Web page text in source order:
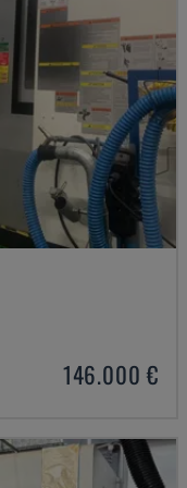
146.000 €